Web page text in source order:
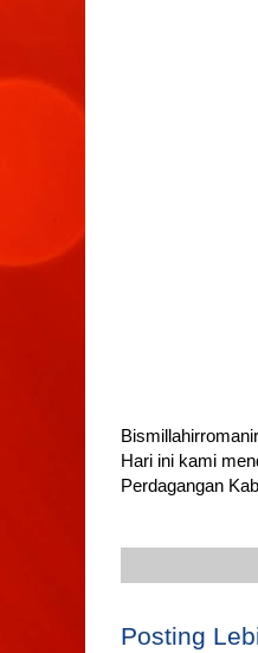
Hari ini kami
Perdagangan
Posting